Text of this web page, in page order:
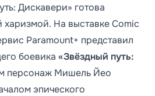
Дискавери» готова
харизмой. На выставке Comic
Paramount+ представил
боевика «Звёздный путь:
персонаж Мишель Йео
эпического